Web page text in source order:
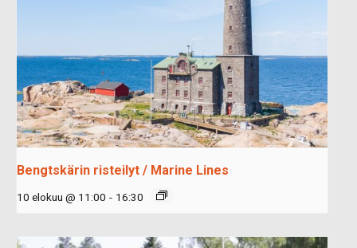
Bengtskärin risteilyt / Marine Lines
10 elokuu @ 11:00 - 16:30